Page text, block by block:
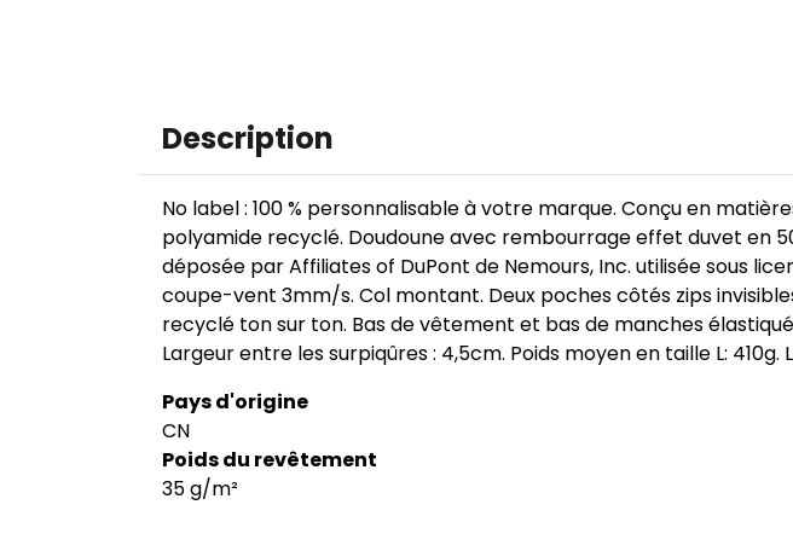
Image
Image
Image
Description
No label : 100 % personnalisable à votre marque. Conçu en
polyamide recyclé. Doudoune avec rembourrage effet duvet en
déposée par Affiliates of DuPont de Nemours, Inc. utilisée sous
coupe-vent 3mm/s. Col montant. Deux poches côtés zips
recyclé ton sur ton. Bas de vêtement et bas de manches
Largeur entre les surpiqûres : 4,5cm. Poids moyen en taille L:
Pays d'origine
CN
Poids du revêtement
35 g/m²